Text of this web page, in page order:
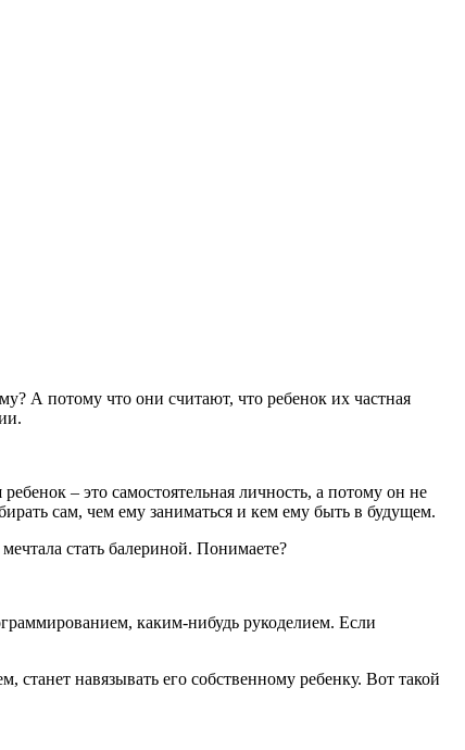
А потому что они считают, что ребенок их частная
– это самостоятельная личность, а потому он не
сам, чем ему заниматься и кем ему быть в будущем.
стать балериной. Понимаете?
каким-нибудь рукоделием. Если
навязывать его собственному ребенку. Вот такой